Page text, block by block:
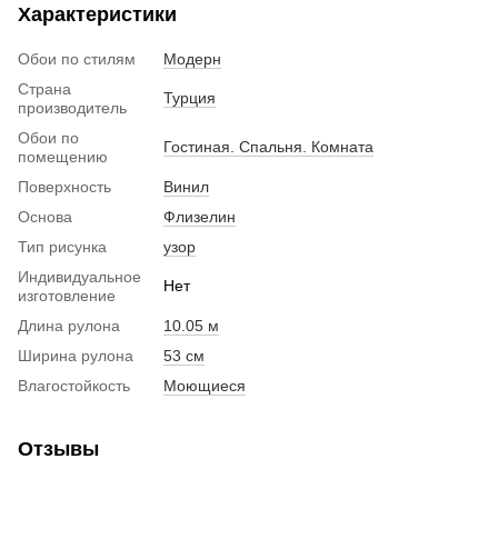
Характеристики
Обои по стилям
Модерн
Страна
производитель
Турция
Обои по
помещению
Гостиная. Спальня. Комната
Поверхность
Винил
Основа
Флизелин
Тип рисунка
узор
Индивидуальное
изготовление
Нет
Длина рулона
10.05 м
Ширина рулона
53 см
Влагостойкость
Моющиеся
Отзывы